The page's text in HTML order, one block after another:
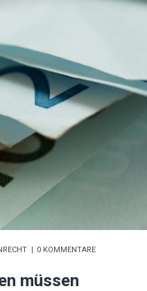
0 KOMMENTARE
müssen